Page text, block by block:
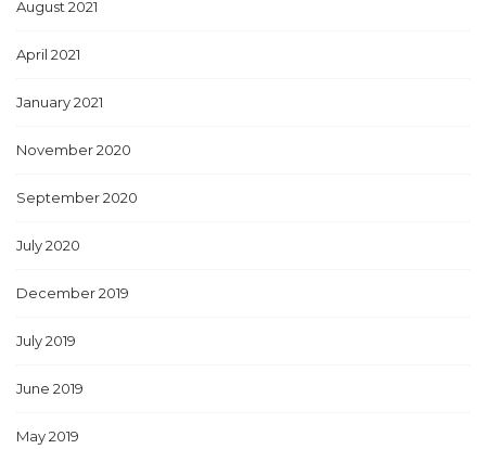
August 2021
April 2021
January 2021
November 2020
September 2020
July 2020
December 2019
July 2019
June 2019
May 2019